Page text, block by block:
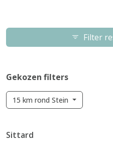
Filter
Gekozen filters
15 km rond Stein
Sittard